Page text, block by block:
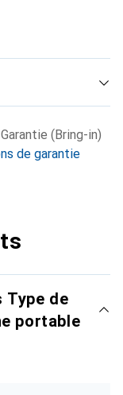
(Bring-in)
de garantie
Type de
portable